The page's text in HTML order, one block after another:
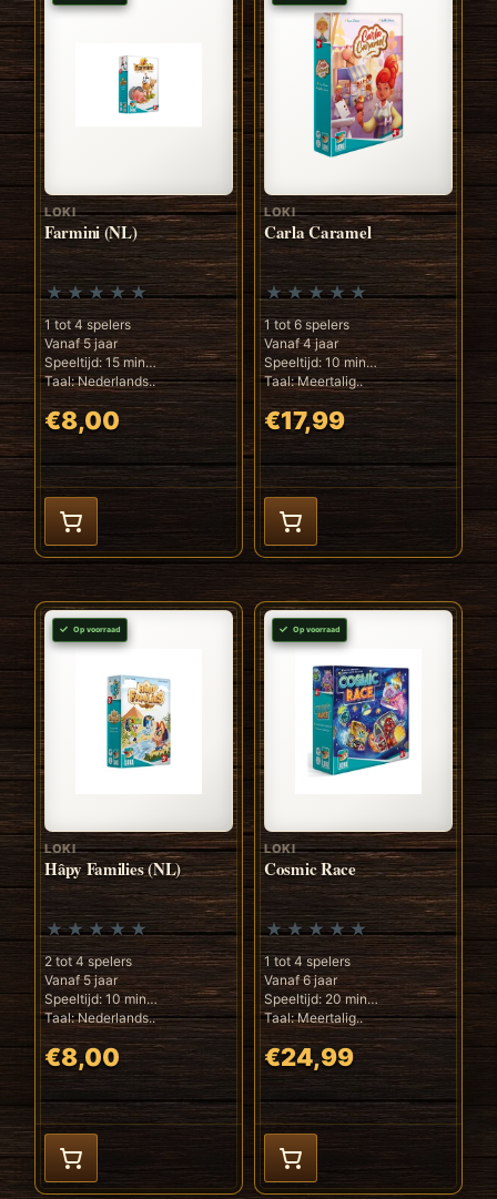
LOKI
Farmini (NL)
1 tot 4 spelers
Vanaf 5 jaar
Speeltijd: 15 min
Taal: Nederlands..
€8,00
LOKI
Carla Caramel
1 tot 6 spelers
Vanaf 4 jaar
Speeltijd: 10 min
Taal: Meertalig..
€17,99
Op voorraad
LOKI
Hâpy Families (NL)
2 tot 4 spelers
Vanaf 5 jaar
Speeltijd: 10 min
Taal: Nederlands..
€8,00
Op voorraad
LOKI
Cosmic Race
1 tot 4 spelers
Vanaf 6 jaar
Speeltijd: 20 min
Taal: Meertalig..
€24,99